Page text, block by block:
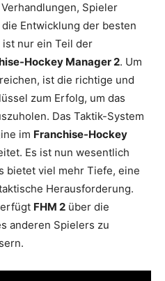
Spieler
Entwicklung der besten
nur ein Teil der
Hockey Manager 2. Um
ist die richtige und
zum Erfolg, um das
Das Taktik-System
im Franchise-Hockey
Es ist nun wesentlich
bietet viel mehr Tiefe, eine
Herausforderung.
FHM 2 über die
anderen Spielers zu